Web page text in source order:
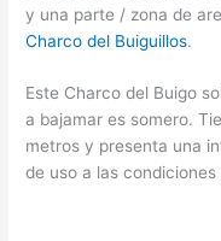
y una parte / zona de
Charco del Buiguillos.
Este Charco del Buigo
a bajamar es somero.
metros y presenta una
de uso a las condiciones